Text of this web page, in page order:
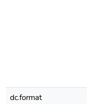
dc.format